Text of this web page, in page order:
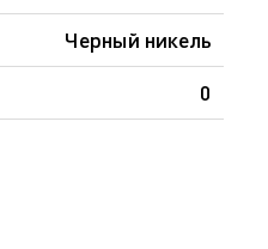
Черный никель
0